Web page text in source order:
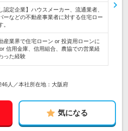
認定企業】ハウスメーカー、流通業者、
ーなどの不動産事業者に対する住宅ロー
産業界で住宅ローン or 投資用ローンに
信用金庫、信用組合、農協での営業経
った経験
人／本社所在地：大阪府
気になる